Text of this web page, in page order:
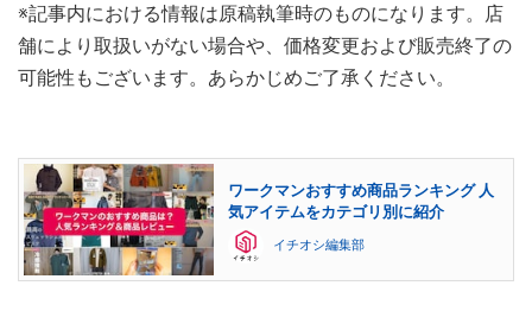
※記事内における情報は原稿執筆時のものになります。店
舗により取扱いがない場合や、価格変更および販売終了の
可能性もございます。あらかじめご了承ください。
ワークマンおすすめ商品ランキング 人
気アイテムをカテゴリ別に紹介
イチオシ編集部